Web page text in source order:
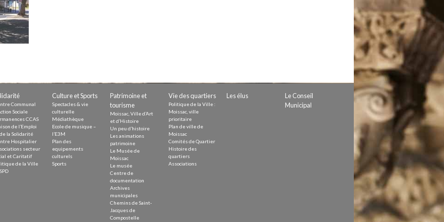
durable
Communal
Sociale
CCAS
de l’Emploi
la Solidarité
Hospitalier
secteur
et Caritatif
de la Ville
Culture et Sports
Spectacles & vie
culturelle
Médiathèque
Ecole de musique –
l’E3M
Plan des
equipements
culturels
Sports
Patrimoine et
tourisme
Moissac, Ville d’Art
et d’Histoire
Un peu d’histoire
Les animations
patrimoine
Le Musée de
Moissac
Le musée
Centre de
documentation
Archives
municipales
Chemins de Saint-
Jacques de
Compostelle
Vie des quartiers
Politique de la Ville :
Moissac, ville
prioritaire
Plan de ville de
Moissac
Comités de Quartier
Histoire des
quartiers
Associations
Les élus
Le Conseil
Municipal